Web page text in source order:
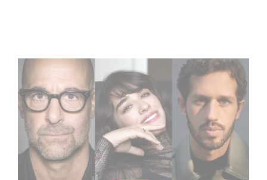
Le riprese di Masterplan sono ufficialmente iniziate in